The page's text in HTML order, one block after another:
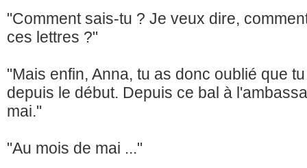
"Comment sais-tu ? Je veux dire,
ces lettres ?"
"Mais enfin, Anna, tu as donc oublié que
depuis le début. Depuis ce bal à
mai."
"Au mois de mai ..."